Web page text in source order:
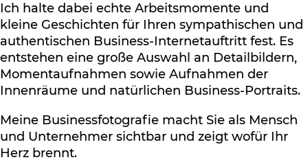
Ich halte dabei echte Arbeitsmomente und
kleine Geschichten für Ihren sympathischen und
authentischen Business-Internetauftritt fest. Es
entstehen eine große Auswahl an Detailbildern,
Momentaufnahmen sowie Aufnahmen der
Innenräume und natürlichen Business-Portraits.
Meine Businessfotografie macht Sie als Mensch
und Unternehmer sichtbar und zeigt wofür Ihr
Herz brennt.